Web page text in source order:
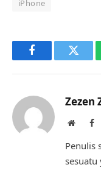
iPhone
Facebook
Zezen
Website
Penulis
sesuatu